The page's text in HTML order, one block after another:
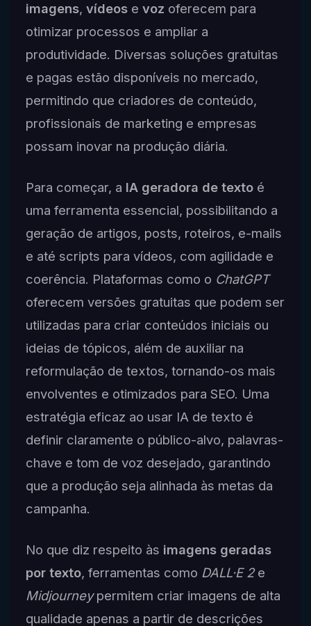
imagens, vídeose voz oferecem para
otimizar processos e ampliar a
produtividade. Diversas soluções gratuitas
e pagas estão disponíveis no mercado,
permitindo que criadores de conteúdo,
profissionais de marketing e empresas
possam inovar na produção diária.
Para começar, a IA geradora de textoé
uma ferramenta essencial, possibilitando a
geração de artigos, posts, roteiros, e-mails
e até scripts para vídeos, com agilidade e
coerência. Plataformas como o ChatGPT
oferecem versões gratuitas que podem ser
utilizadas para criar conteúdos iniciais ou
ideias de tópicos, além de auxiliar na
reformulação de textos, tornando-os mais
envolventes e otimizados para SEO. Uma
estratégia eficaz ao usar IA de texto é
definir claramente o público-alvo, palavras-
chave e tom de voz desejado, garantindo
que a produção seja alinhada às metas da
campanha.
No que diz respeito às imagens geradas
por texto, ferramentas como DALL·E 2e
Midjourneypermitem criar imagens de alta
qualidade apenas a partir de descrições